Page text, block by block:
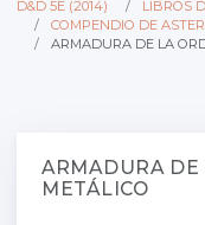
D&D 5E (2014)
LIBROS
COMPENDIO DE
ARMADURA DE LA
ARMADURA
METÁLICO